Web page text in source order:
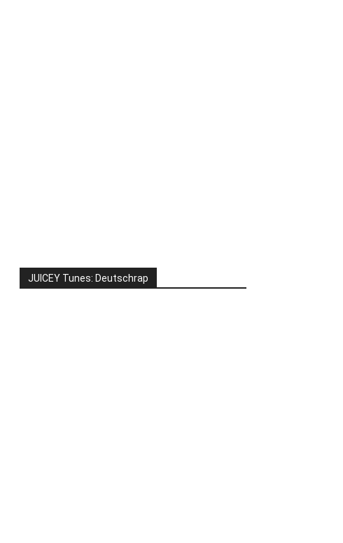
JUICEY Tunes: Deutschrap